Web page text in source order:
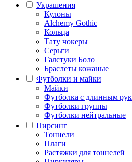
Украшения
Кулоны
Alchemy Gothic
Кольца
Тату чокеры
Серьги
Галстуки Боло
Браслеты кожаные
Футболки и майки
Майки
Футболка с длинным
Футболки группы
Футболки нейтральные
Пирсинг
Тоннели
Плаги
Растяжки для тоннелей